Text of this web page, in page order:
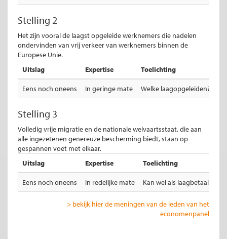
Stelling 2
Het zijn vooral de laagst opgeleide werknemers die nadelen
ondervinden van vrij verkeer van werknemers binnen de
Europese Unie.
Uitslag
Expertise Toelichting
Eens noch oneens In geringe mate Welke laagopgeleiden?
Stelling 3
Volledig vrije migratie en de nationale welvaartsstaat, die aan
alle ingezetenen genereuze bescherming biedt, staan op
gespannen voet met elkaar.
Uitslag
Expertise Toelichting
Eens noch oneens In redelijke mate Kan wel als laagbetaalde
> bekijk hier de meningen van de leden van het
economenpanel